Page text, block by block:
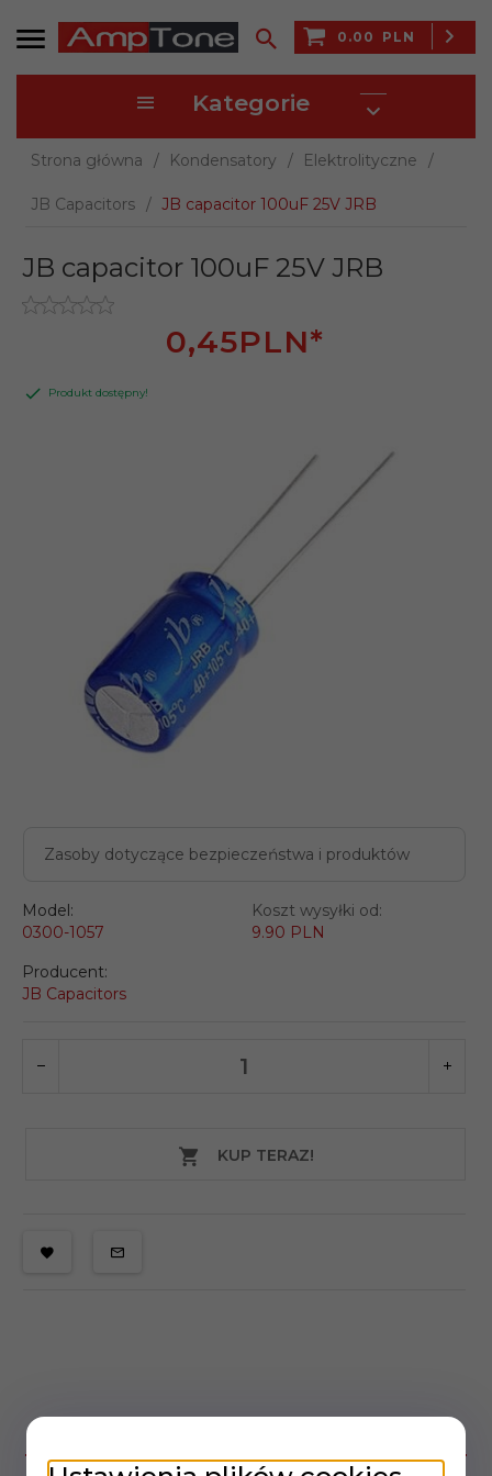
0.00 PLN
Kategorie
Strona główna Kondensatory Elektrolityczne
JB Capacitors JB capacitor 100uF 25V JRB
Zasoby dotyczące bezpieczeństwa i produktów
JB capacitor 100uF 25V JRB
0,45PLN*
Produkt dostępny!
Model:
0300-1057
Koszt wysyłki od:
9.90 PLN
Producent:
JB Capacitors
KUP TERAZ!